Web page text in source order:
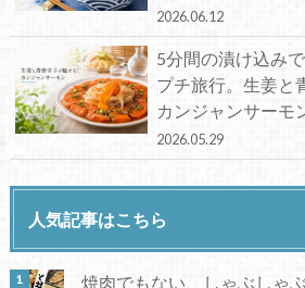
2026.06.12
5分間の漬け込み
プチ旅行。生姜と
カンジャンサーモ
2026.05.29
人気記事はこちら
焼肉でもない、しゃぶしゃ